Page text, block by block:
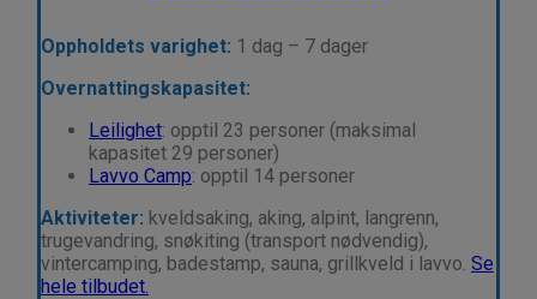
Oppholdets varighet: 1 dag – 7 dager
Overnattingskapasitet:
Leilighet: opptil 23 personer (maksimal
kapasitet 29 personer)
Lavvo Camp: opptil 14 personer
Aktiviteter: kveldsaking, aking, alpint, langrenn,
trugevandring, snøkiting (transport nødvendig),
vintercamping, badestamp, sauna, grillkveld i lavvo. Se
hele tilbudet.